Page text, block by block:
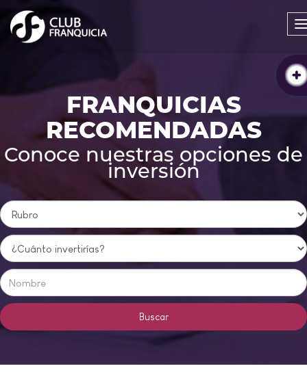
FRANQUICIAS
RECOMENDADAS
Conoce nuestras opciones de
inversión
Buscar